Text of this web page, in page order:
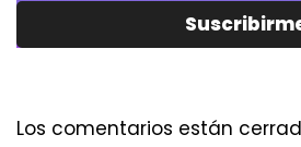
Los comentarios están